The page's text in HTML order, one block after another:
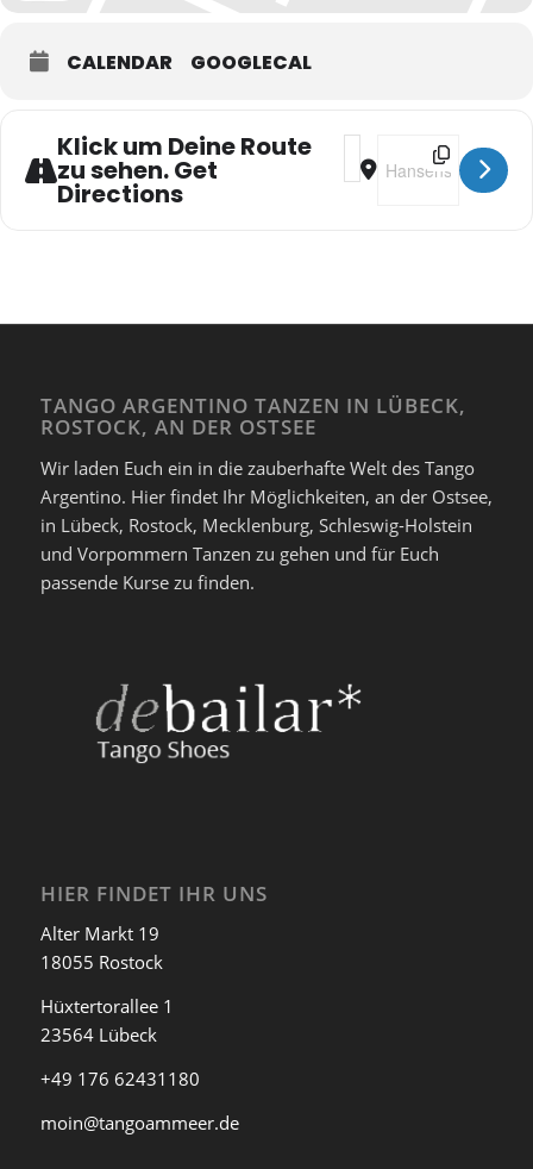
CALENDAR GOOGLECAL
Klick um Deine Route
zu sehen. Get
Directions
Address - MILONGA
Destination
TANGO ARGENTINO TANZEN IN LÜBECK,
ROSTOCK, AN DER OSTSEE
Wir laden Euch ein in die zauberhafte Welt des Tango
Argentino. Hier findet Ihr Möglichkeiten, an der Ostsee,
in Lübeck, Rostock, Mecklenburg, Schleswig-Holstein
und Vorpommern Tanzen zu gehen und für Euch
passende Kurse zu finden.
HIER FINDET IHR UNS
Alter Markt 19
18055 Rostock
Hüxtertorallee 1
23564 Lübeck
+49 176 62431180
moin@tangoammeer.de